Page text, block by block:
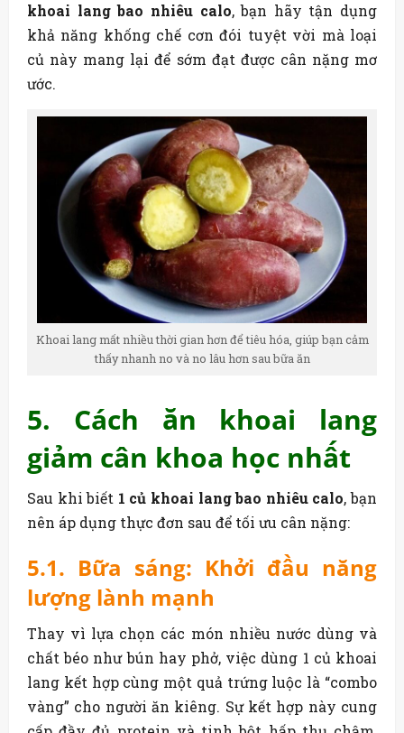
khoai lang bao nhiêu calo, bạn hãy tận dụng
khả năng khống chế cơn đói tuyệt vời mà loại
củ này mang lại để sớm đạt được cân nặng mơ
ước.
Khoai lang mất nhiều thời gian hơn để tiêu hóa, giúp bạn cảm
thấy nhanh no và no lâu hơn sau bữa ăn
5. Cách ăn khoai lang
giảm cân khoa học nhất
Sau khi biết 1 củ khoai lang bao nhiêu calo, bạn
nên áp dụng thực đơn sau để tối ưu cân nặng:
5.1. Bữa sáng: Khởi đầu năng
lượng lành mạnh
Thay vì lựa chọn các món nhiều nước dùng và
chất béo như bún hay phở, việc dùng 1 củ khoai
lang kết hợp cùng một quả trứng luộc là “combo
vàng” cho người ăn kiêng. Sự kết hợp này cung